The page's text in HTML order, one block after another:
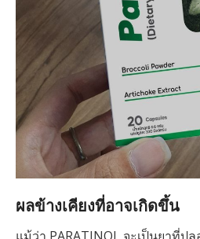
ผลข้างเคียงที่อาจเกิดขึ้น